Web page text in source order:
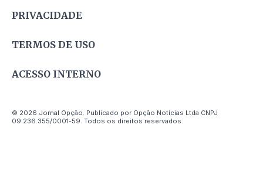
PRIVACIDADE
TERMOS DE USO
ACESSO INTERNO
© 2026 Jornal Opção. Publicado por Opção Notícias Ltda CNPJ
09.236.355/0001-59. Todos os direitos reservados.